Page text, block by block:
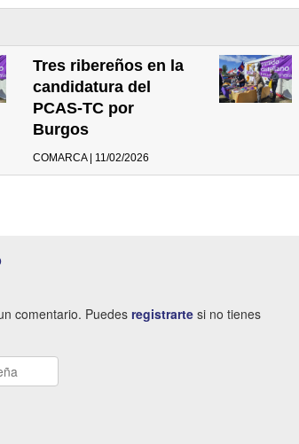
Tres ribereños en la
candidatura del
PCAS-TC por
Burgos
COMARCA | 11/02/2026
comentario. Puedes registrarte si no tienes